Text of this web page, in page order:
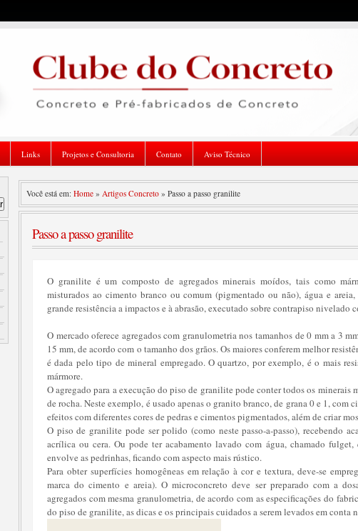
Links Projetos e Consultoria Contato Aviso Técnico
Você está em: Home » Artigos Concreto » Passo a passo granilite
Passo a passo granilite
O granilite é um composto de agregados minerais moídos, tais como
misturados ao cimento branco ou comum (pigmentado ou não), água e
grande resistência a impactos e à abrasão, executado sobre contrapiso nivelado
O mercado oferece agregados com granulometria nos tamanhos de 0 mm a 3
15 mm, de acordo com o tamanho dos grãos. Os maiores conferem melhor
é dada pelo tipo de mineral empregado. O quartzo, por exemplo, é o mais
mármore.
O agregado para a execução do piso de granilite pode conter todos os minerais
de rocha. Neste exemplo, é usado apenas o granito branco, de grana 0 e 1, com
efeitos com diferentes cores de pedras e cimentos pigmentados, além de criar
O piso de granilite pode ser polido (como neste passo-a-passo), recebendo
acrílica ou cera. Ou pode ter acabamento lavado com água, chamado fulget,
envolve as pedrinhas, ficando com aspecto mais rústico.
Para obter superfícies homogêneas em relação à cor e textura, deve-se
marca do cimento e areia). O microconcreto deve ser preparado com a
agregados com mesma granulometria, de acordo com as especificações do
do piso de granilite, as dicas e os principais cuidados a serem levados em conta